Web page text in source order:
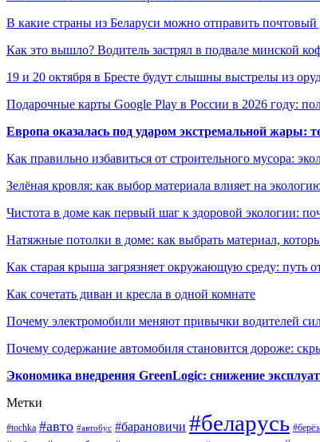
В какие страны из Беларуси можно отправить
Как это вышло? Водитель застрял в подвале минской
19 и 20 октября в Бресте будут слышны выстрелы из
Подарочные карты Google Play в России в 2026 году:
Европа оказалась под ударом экстремальной жары:
Как правильно избавиться от строительного мусора:
Зелёная кровля: как выбор материала влияет на
Чистота в доме как первый шаг к здоровой экологии:
Натяжные потолки в доме: как выбрать материал,
Как старая крыша загрязняет окружающую среду: путь
Как сочетать диван и кресла в одной комнате
Почему электромобили меняют привычки водителей
Почему содержание автомобиля становится дороже:
Экономика внедрения GreenLogic: снижение
Метки
#tochka #авто #автобус #барановичи #беларусь